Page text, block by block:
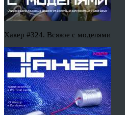
Хакер #324. Всякое с моделями